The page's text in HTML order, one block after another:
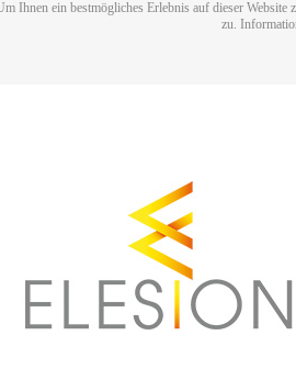
Ihnen ein bestmögliches Erlebnis auf dieser
zu.